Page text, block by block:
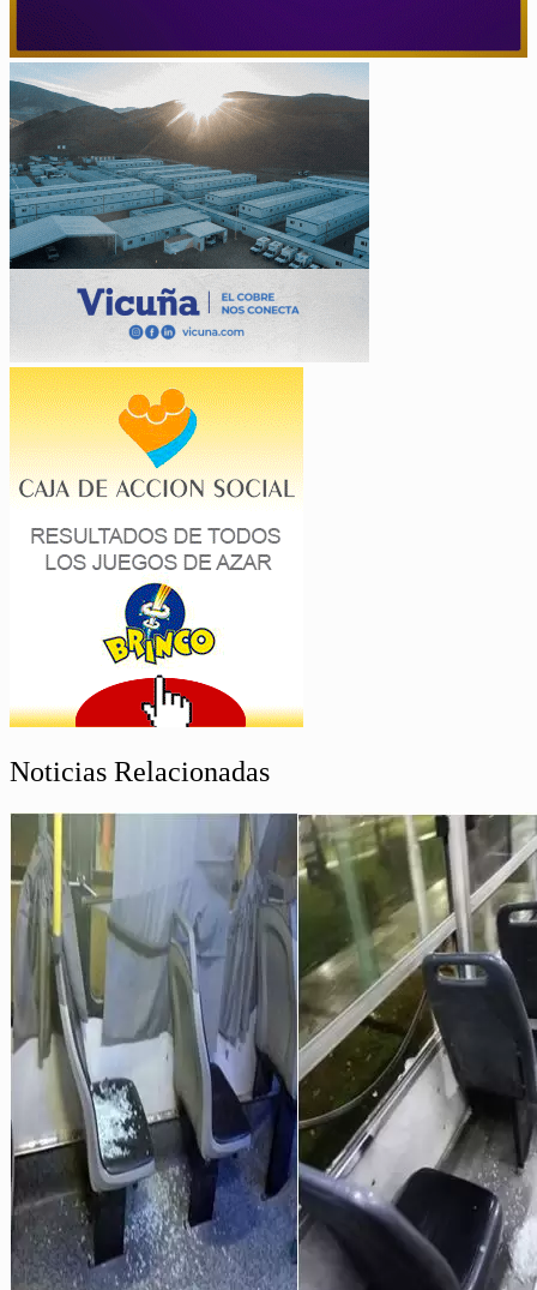
Noticias Relacionadas